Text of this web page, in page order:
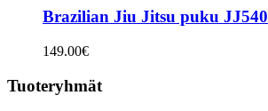
Brazilian Jiu Jitsu puku JJ540
149.00€
Tuoteryhmät